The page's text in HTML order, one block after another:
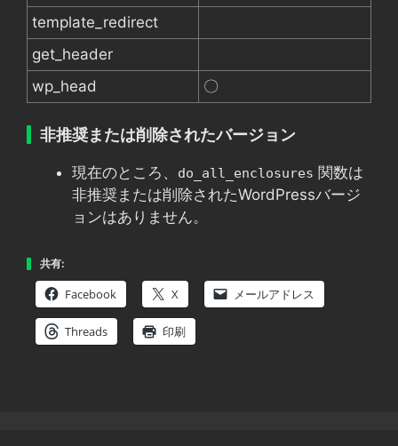
template_redirect
get_header
wp_head
〇
非推奨または削除されたバージョン
現在のところ、 do_all_enclosures 関数は
非推奨または削除されたWordPressバージ
ョンはありません。
共有:
Facebook X メールアドレス
Threads 印刷